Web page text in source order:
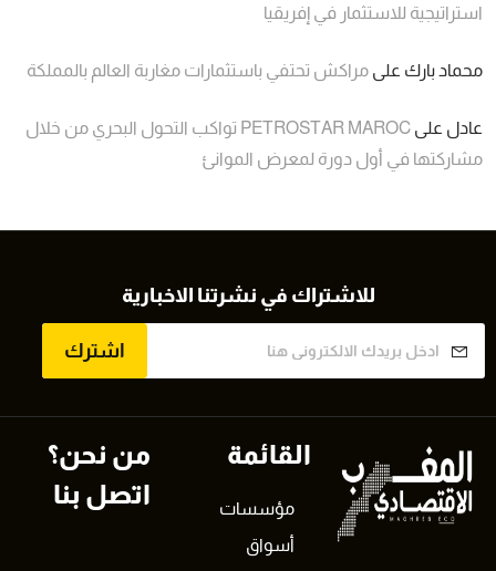
استراتيجية للاستثمار في إفريقيا
محماد بارك على مراكش تحتفي باستثمارات مغاربة العالم بالمملكة
عادل على
PETROSTAR MAROC تواكب التحول البحري من خلال
مشاركتها في أول دورة لمعرض الموانئ
للاشتراك في نشرتنا الاخبارية
اشترك
القائمة
مؤسسات
أسواق
من نحن؟
اتصل بنا